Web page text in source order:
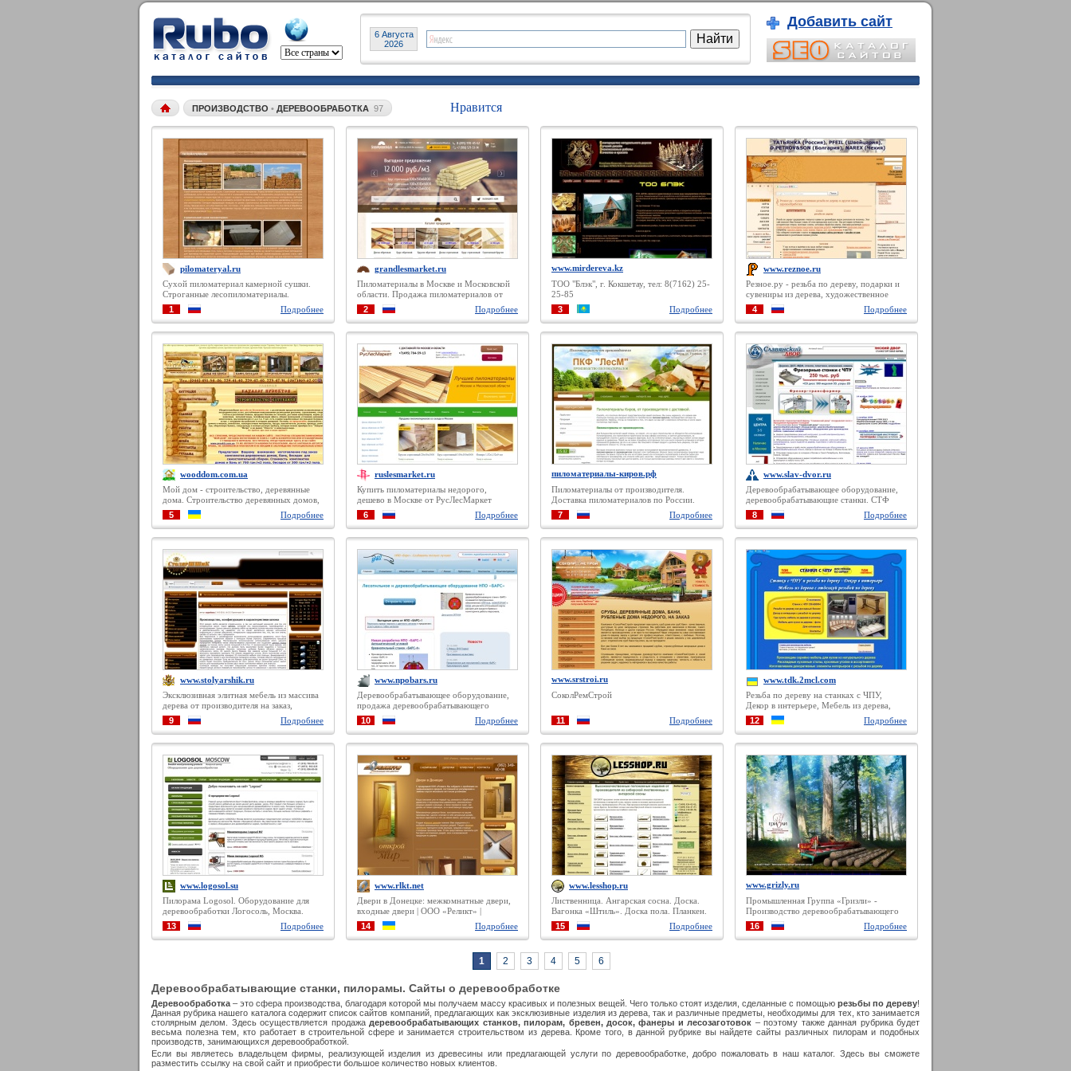
6 Августа
2026
Добавить сайт
ПРОИЗВОДСТВО • ДЕРЕВООБРАБОТКА 97 Нравится
pilomateryal.ru
Сухой пиломатериал камерной сушки.
Строганные лесопиломатериалы.
1
Подробнее
grandlesmarket.ru
Пиломатериалы в Москве и Московской
области. Продажа пиломатериалов от
производителя
2 Подробнее
www.mirdereva.kz
ТОО "Блэк", г. Кокшетау, тел: 8(7162) 25-
25-85
3
Подробнее
www.reznoe.ru
Резное.ру - резьба по дереву, подарки и
сувениры из дерева, художественное
выпиливание лобзиком, токарное дело,
мозаика и другие виды деревообработки
4 Подробнее
wooddom.com.ua
Мой дом - строительство, деревянные
дома. Строительство деревянных домов,
дома из сруба, бани из дерева,
строительство деревянных коттеджей,
строительство бани, проекты саун,
проекты коттеджей из дерева в Киеве и
по Украине.
5 Подробнее
ruslesmarket.ru
Купить пиломатериалы недорого,
дешево в Москве от РусЛесМаркет
6
Подробнее
пиломатериалы-киров.рф
Пиломатериалы от производителя.
Доставка пиломатериалов по России.
Пиломатериал дискового распила из
Кирова ООО ПКФ ЛесМ
7 Подробнее
www.slav-dvor.ru
Деревообрабатывающее оборудование,
деревообрабатывающие станки. СТФ
<Славянский двор> / Главная
8 Подробнее
www.stolyarshik.ru
Эксклюзивная элитная мебель из массива
дерева от производителя на заказ,
библиотеки, кабинеты, бильярдные,
кухни, лестницы, мебельные панели,
декоративные элементы резьбы, витражи,
столешницы, двери, порталы, поручни,
экраны, все из ценных пород древесины
9 Подробнее
www.npobars.ru
Деревообрабатывающее оборудование,
продажа деревообрабатывающего
оборудования, деревообрабатывающие
станки, лесопильные станки,
деревообработка, каталог
деревообрабатывающего оборудования,
производство пиломатериала.
10 Подробнее
www.srstroi.ru
СоколРемСтрой
11 Подробнее
www.tdk.2mcl.com
Резьба по дереву на станках с ЧПУ,
Декор в интерьере, Мебель из дерева,
Уголки кухонные, Столы раскладные
12 Подробнее
www.logosol.su
Пилорама Logosol. Оборудование для
деревообработки Логосоль, Москва.
13
Подробнее
www.rlkt.net
Двери в Донецке: межкомнатные двери,
входные двери | ООО «Реликт» |
14
Подробнее
www.lesshop.ru
Лиственница. Ангарская сосна. Доска.
Вагонка «Штиль». Доска пола. Планкен.
Террасная доска. Имитация бруса.
Оцилиндрованное бревно. Купить.
Продажа.
15 Подробнее
www.grizly.ru
Промышленная Группа «Гризли» -
Производство деревообрабатывающего
оборудования
16 Подробнее
1 2 3 4 5 6
Деревообрабатывающие станки, пилорамы. Сайты о деревообработке
Деревообработка – это сфера производства, благодаря которой мы получаем массу красивых и полезных вещей. Чего только стоят изделия, сделанные с помощью резьбы по дереву!
Данная рубрика нашего каталога содержит список сайтов компаний, предлагающих как эксклюзивные изделия из дерева, так и различные предметы, необходимы для тех, кто занимается
столярным делом. Здесь осуществляется продажа деревообрабатывающих станков, пилорам, бревен, досок, фанеры и лесозаготовок – поэтому также данная рубрика будет
весьма полезна тем, кто работает в строительной сфере и занимается строительством из дерева. Кроме того, в данной рубрике вы найдете сайты различных пилорам и подобных
производств, занимающихся деревообработкой.
Если вы являетесь владельцем фирмы, реализующей изделия из древесины или предлагающей услуги по деревообработке, добро пожаловать в наш каталог. Здесь вы сможете
разместить ссылку на свой сайт и приобрести большое количество новых клиентов.